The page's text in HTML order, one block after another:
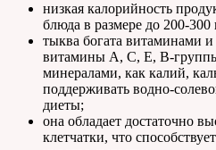
низкая калорийность
блюда в размере до 200-300
тыква богата витаминами
витамины A, C, E, B-
минералами, как калий,
поддерживать водно-
диеты;
она обладает достаточно
клетчатки, что